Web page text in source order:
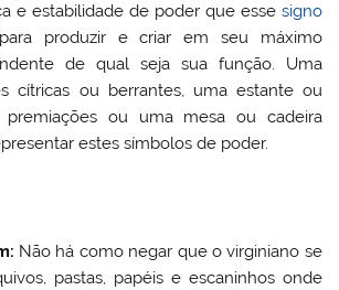
e estabilidade de poder que esse signo
produzir e criar em seu máximo
de qual seja sua função. Uma
cítricas ou berrantes, uma estante ou
ou uma mesa ou cadeira
estes símbolos de poder.
Não há como negar que o virginiano se
pastas, papéis e escaninhos onde